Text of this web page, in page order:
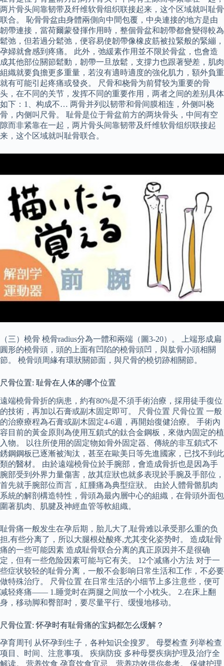
两片骨头间靠韧带及纤维软骨组织联接起来，这个区域就叫耻骨
联合。 恥骨骨盆由身體兩側向中間包覆，中央連接的地方是由
韌帶連接，當荷爾蒙發揮作用時，整個骨盆和韌帶都會變得較為
鬆弛，但若過分鬆弛，便容易使韌帶像橡皮筋被拉緊般的緊繃，
孕婦就會感到疼痛。 此外，弛緩素作用並不限於骨盆，也會造
成其他部位關節鬆動，韌帶一旦放鬆，支撐力也跟著變差，肌肉
組織就要負擔更多重量，若沒有適時適度的強化肌力，額外負重
就有可能引起疼痛或發炎。 尺骨和桡骨为前臂较为重要的骨
头，在不同的关节，发挥不同的重要作用，两者之间的差别具体
如下：1、构成不… 两骨并列以韧带和骨间膜相连，外侧叫桡
骨，内侧叫尺骨。 耻骨是位于骨盆前方的两块骨头，中间有空
隙而非紧靠在一起，两片骨头间靠韧带及纤维软骨组织联接起
来，这个区域就叫耻骨联合。
（三）橈骨 橈骨radius分為一體和兩端（圖3-20）。 上端形成扁
圓形的橈骨頭，頭的上面有凹陷的橈骨頭凹，與肱骨小頭相關
節。 橈骨頭周緣有環狀關節面，與尺骨的橈切跡相關節。
尺骨位置: 耻骨在人体的哪个位置
遠端橈骨骨折的病患，約有80%是不須手術治療，採用徒手復位
的技術，再加以石膏或副木固定即可。 尺骨位置 尺骨位置 一般
的治療療程為石膏或副木固定4-6週，再開始復健治療。 手術內
容目前的黃金原則為使用互鎖式的鈦合金鋼板，來做內固定的植
入物。 以往所使用的固定物如骨外固定器、傳統的非互鎖式不
銹鋼鋼板已逐漸被淘汰，甚至在歐美日等先進國家，已找不到此
類的醫材。 由於遠端橈骨位於手腕部，會造成骨折也是因為手
腕部受到外界力量傷害，故其症狀也就多表現於手腕及手部位，
首先就手腕部位而言，紅腫痛為典型症狀。 由於人體骨骼肌肉
系統的解剖構造特性，骨頭為最內層中心的組織，在骨頭外面包
圍著肌肉、肌腱及神經血管等軟組織。
耻骨痛一般发生在孕后期，胎儿大了,耻骨难以承受那么重的负
担,有些分离了，所以大腿根处酸疼,尤其变化姿势时。 造成耻骨
痛的一些可能因素 造成耻骨联合分离的真正原因并不是很确
定，但有一些危险因素可能与它有关。 12个减痛小方法 对于一
些症状较轻的耻骨分离，一般不会影响日常生活和工作，不必要
做特殊治疗。 尺骨位置 在日常生活的小细节上多注意些，便可
减轻疼痛—— 1.睡觉时在两腿之间放一个小枕头。 2.在床上翻
身，移动脚和臀部时，要尽量平行、缓慢地移动。
尺骨位置: 怀孕时有耻骨痛的宝妈都怎么缓解？
孕育周刊 从怀孕到生子，各种知识全搜罗。 母婴检查 列举检查
项目、时间、注意事项。 疾病防疫 多种母婴疾病护理及治疗全
解读。 营养饮食 孕育饮食宜忌、营养功效供你参考。 保健护理